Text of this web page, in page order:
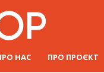
НАС ПРО ПРОЄКТ